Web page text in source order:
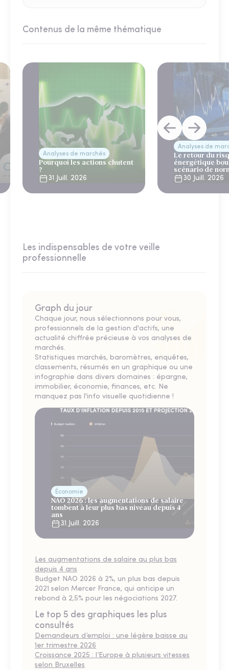
Contenus de la même thématique
Analyses de marchés
Pourquoi les actions chutent
?
31 Juill. 2026
Analyses de
Le retour du
énergétique
scénario de
30 Juill. 2026
Les indispensables de votre veille
professionnelle
Graph du jour
Chaque jour, nous sélectionnons pour vous,
professionnels de la gestion d'actifs, une
actualité chiffrée précieuse à vos analyses de
marchés.
Statistiques marchés, baromètres, enquêtes,
classements, résumés en un graphique ou une
infographie dans divers domaines : épargne,
immobilier, économie, finances, etc. Ne
manquez pas l'info visuelle quotidienne !
Économie
NAO 2026 : les augmentations de salaire
tombent à leur plus bas niveau depuis 4
ans
31 Juill. 2026
Les augmentations de salaire au plus bas
depuis 4 ans
Budget NAO 2026 à 2%, un plus bas depuis
2021 selon Mercer France, qui anticipe un
rebond à 2,5% pour les négociations 2027.
Le top 5 des graphiques les plus
consultés
Demandeurs d’emploi : une légère baisse au
1er trimestre 2026
Croissance 2025 : l’Europe à plusieurs vitesses
selon Bruxelles